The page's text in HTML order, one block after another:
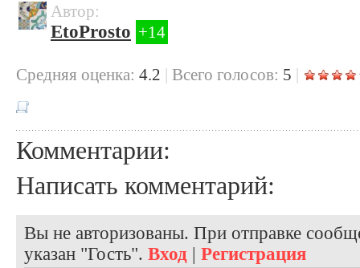
Автор:
EtoProsto +14
Cредняя оценка: 4.2 | Всего голосов: 5 |
Комментарии:
Написать комментарий:
Вы не авторизованы. При отправке
указан "Гость". Вход | Регистрация